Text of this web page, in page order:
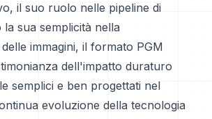
il suo ruolo nelle pipeline di
sua semplicità nella
immagini, il formato PGM
dell'impatto duraturo
semplici e ben progettati nel
evoluzione della tecnologia